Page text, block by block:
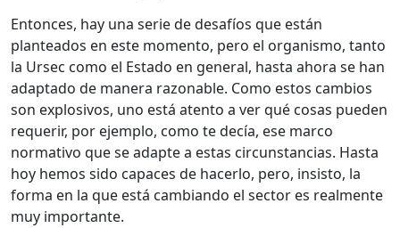
Entonces, hay una serie de desafíos que están
planteados en este momento, pero el organismo, tanto
la Ursec como el Estado en general, hasta ahora se han
adaptado de manera razonable. Como estos cambios
son explosivos, uno está atento a ver qué cosas pueden
requerir, por ejemplo, como te decía, ese marco
normativo que se adapte a estas circunstancias. Hasta
hoy hemos sido capaces de hacerlo, pero, insisto, la
forma en la que está cambiando el sector es realmente
muy importante.